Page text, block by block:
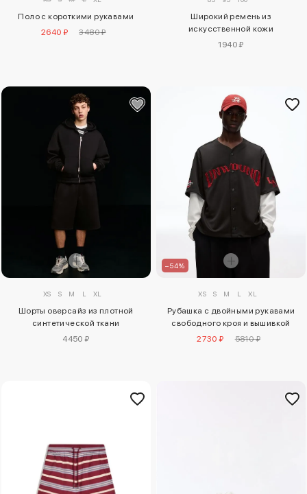
Поло с короткими рукавами
2640 ₽
3480 ₽
Широкий ремень из
искусственной кожи
1940 ₽
XS S M L XL
Шорты оверсайз из плотной
синтетической ткани
4450 ₽
–54%
XS S M L XL
Рубашка с двойными рукавами
свободного кроя и вышивкой
2730 ₽
5810 ₽